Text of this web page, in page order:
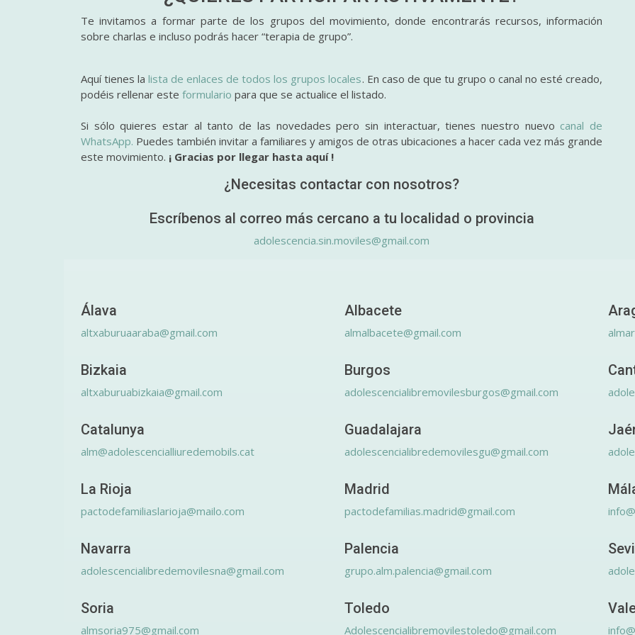
Te invitamos a formar parte de los grupos del movimiento, donde encontrarás recursos, información
sobre charlas e incluso podrás hacer “terapia de grupo”.
Aquí tienes lalista de enlaces de todos los grupos locales. En caso de que tu grupo o canal no esté creado,
podéis rellenar este formulario para que se actualice el listado.
Si sólo quieres estar al tanto de las novedades pero sin interactuar, tienes nuestro nuevo canal de
WhatsApp. Puedes también invitar a familiares y amigos de otras ubicaciones a hacer cada vez más grande
este movimiento. ¡ Gracias por llegar hasta aquí !
¿Necesitas contactar con nosotros?
Escríbenos al correo más cercano a tu localidad o provincia
adolescencia.sin.moviles@gmail.com
Álava
altxaburuaaraba@gmail.com
Albacete
almalbacete@gmail.com
Bizkaia
altxaburuabizkaia@gmail.com
Burgos
adolescencialibremovilesburgos@gmail.com
Catalunya
alm@adolescencialliuredemobils.cat
Guadalajara
adolescencialibredemovilesgu@gmail.com
La Rioja
pactodefamiliaslarioja@mailo.com
Madrid
pactodefamilias.madrid@gmail.com
Navarra
adolescencialibredemovilesna@gmail.com
Palencia
grupo.alm.palencia@gmail.com
Soria
almsoria975@gmail.com
Toledo
Adolescencialibremovilestoledo@gmail.com